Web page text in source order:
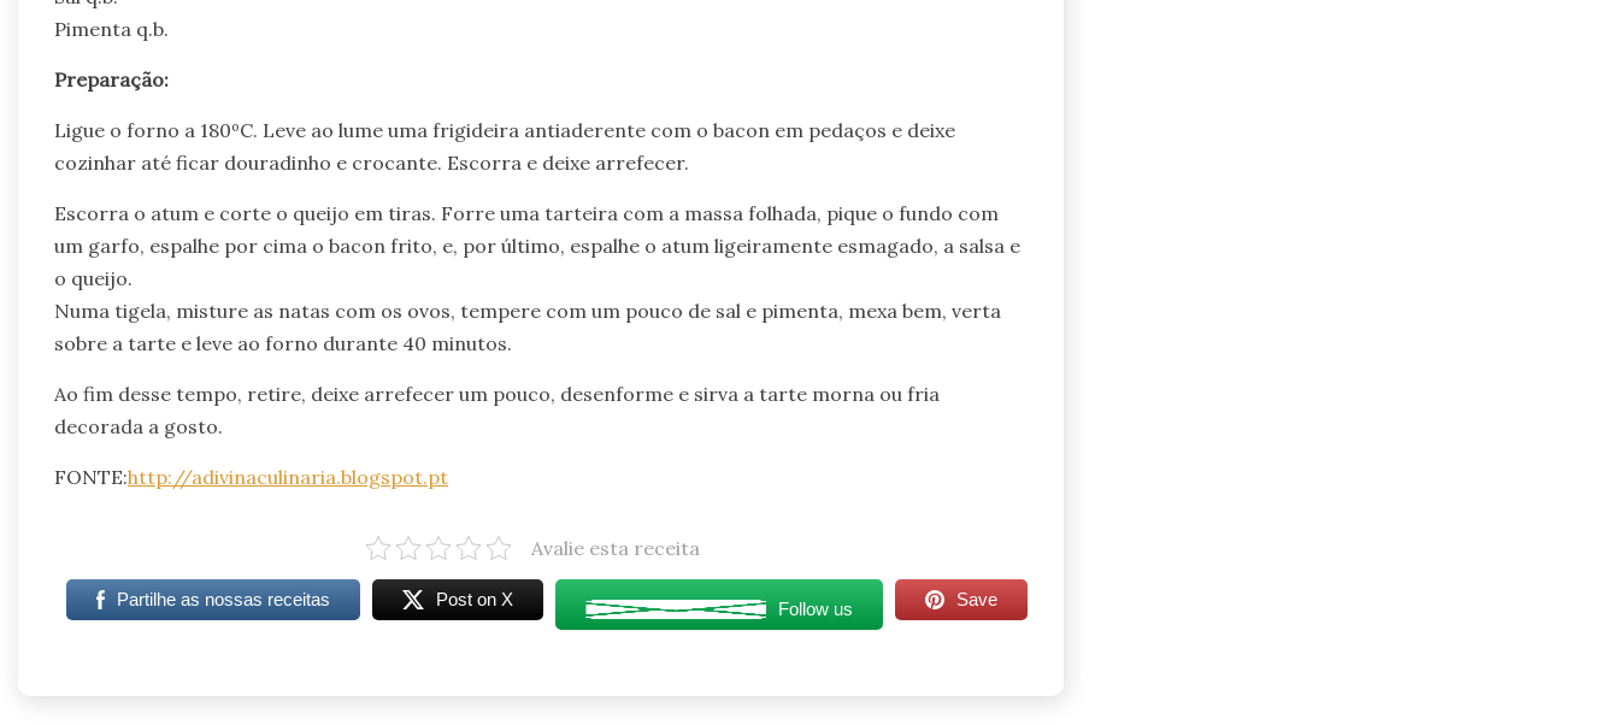
Pimenta q.b.
Preparação:
Ligue o forno a 180ºC. Leve ao lume uma frigideira antiaderente com o bacon em pedaços e deixe
cozinhar até ficar douradinho e crocante. Escorra e deixe arrefecer.
Escorra o atum e corte o queijo em tiras. Forre uma tarteira com a massa folhada, pique o fundo com
um garfo, espalhe por cima o bacon frito, e, por último, espalhe o atum ligeiramente esmagado, a salsa e
o queijo.
Numa tigela, misture as natas com os ovos, tempere com um pouco de sal e pimenta, mexa bem, verta
sobre a tarte e leve ao forno durante 40 minutos.
Ao fim desse tempo, retire, deixe arrefecer um pouco, desenforme e sirva a tarte morna ou fria
decorada a gosto.
FONTE:http://adivinaculinaria.blogspot.pt
Avalie esta receita
Partilhe as nossas receitas Post on X Follow us Save